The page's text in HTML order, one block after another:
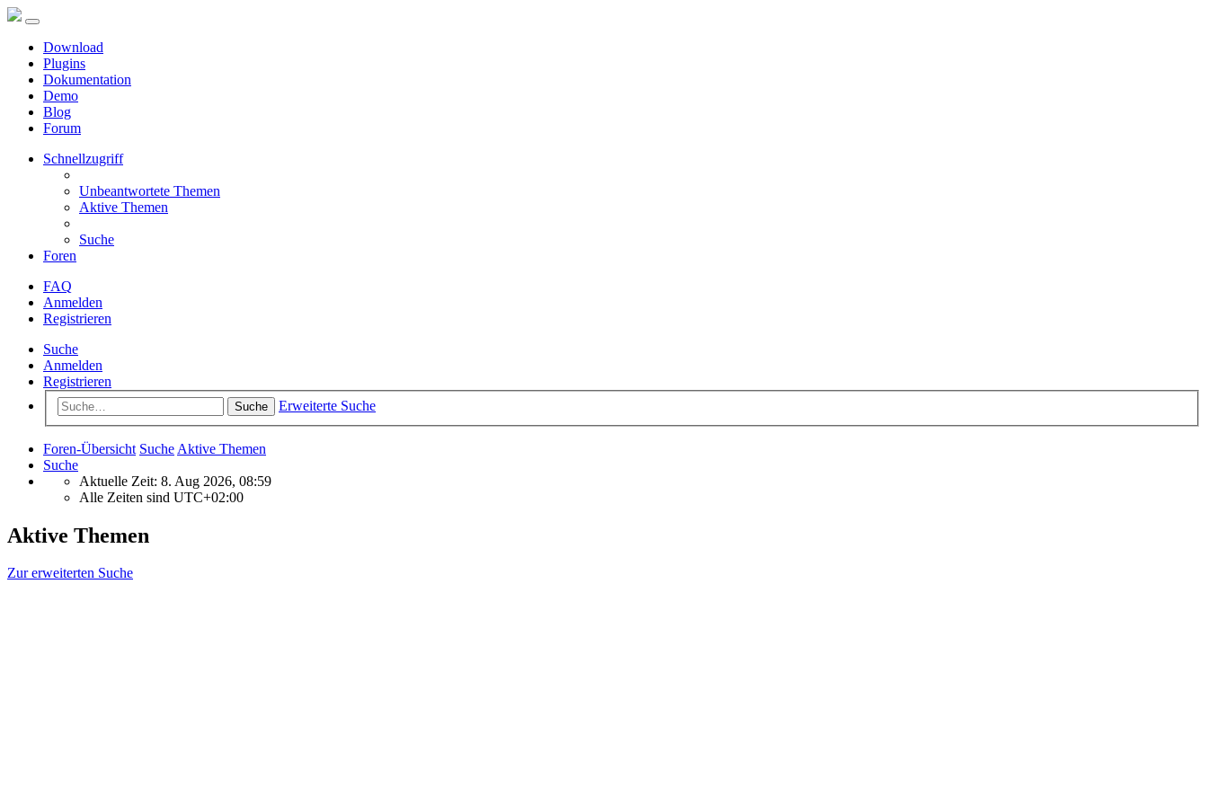
Download
Plugins
Dokumentation
Demo
Blog
Forum
Schnellzugriff
Unbeantwortete Themen
Aktive Themen
Suche
Foren
FAQ
Anmelden
Registrieren
Suche
Anmelden
Registrieren
Suche Erweiterte Suche
Foren-Übersicht Suche Aktive Themen
Suche
Aktuelle Zeit: 8. Aug 2026, 08:59
Alle Zeiten sind UTC+02:00
Aktive Themen
Zur erweiterten Suche